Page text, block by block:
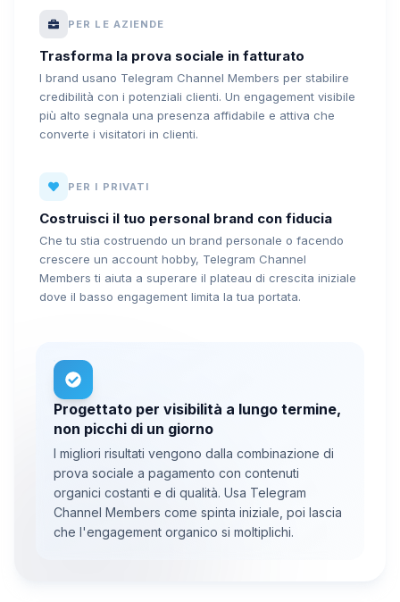
PER LE AZIENDE
Trasforma la prova sociale in fatturato
I brand usano Telegram Channel Members per stabilire
credibilità con i potenziali clienti. Un engagement visibile
più alto segnala una presenza affidabile e attiva che
converte i visitatori in clienti.
PER I PRIVATI
Costruisci il tuo personal brand con fiducia
Che tu stia costruendo un brand personale o facendo
crescere un account hobby, Telegram Channel
Members ti aiuta a superare il plateau di crescita iniziale
dove il basso engagement limita la tua portata.
Progettato per visibilità a lungo termine,
non picchi di un giorno
I migliori risultati vengono dalla combinazione di
prova sociale a pagamento con contenuti
organici costanti e di qualità. Usa Telegram
Channel Members come spinta iniziale, poi lascia
che l'engagement organico si moltiplichi.